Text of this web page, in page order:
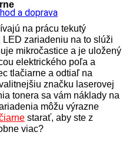
a doprava
na prácu tekutý
zariadeniu na to slúži
mikročastice a je uložený
elektrického poľa a
tlačiarne a odtiaľ na
značku laserovej
tonera sa vám náklady na
môžu výrazne
starať, aby ste z
viac?